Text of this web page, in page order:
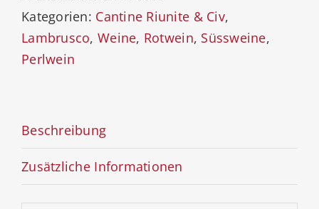
Kategorien: Cantine Riunite & Civ,
Lambrusco, Weine, Rotwein, Süssweine,
Perlwein
Beschreibung
Zusätzliche Informationen